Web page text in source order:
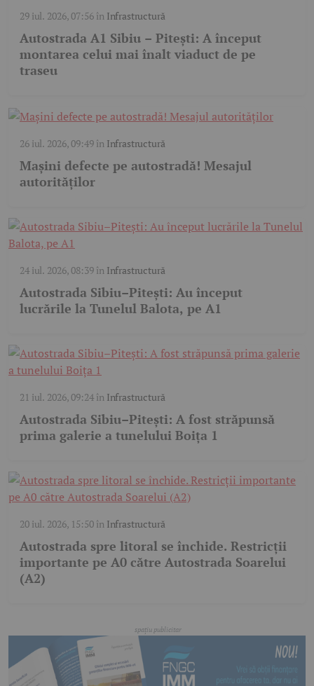
29 iul. 2026, 07:56în Infrastructură
Autostrada A1 Sibiu – Pitești: A început
montarea celui mai înalt viaduct de pe
traseu
26 iul. 2026, 09:49în Infrastructură
Mașini defecte pe autostradă! Mesajul
autorităților
24 iul. 2026, 08:39în Infrastructură
Autostrada Sibiu–Pitești: Au început
lucrările la Tunelul Balota, pe A1
21 iul. 2026, 09:24în Infrastructură
Autostrada Sibiu–Pitești: A fost străpunsă
prima galerie a tunelului Boița 1
20 iul. 2026, 15:50în Infrastructură
Autostrada spre litoral se închide. Restricții
importante pe A0 către Autostrada Soarelui
(A2)